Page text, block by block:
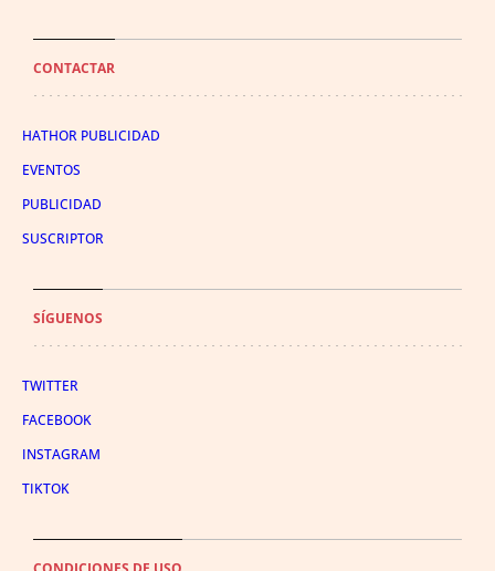
CONTACTAR
HATHOR PUBLICIDAD
EVENTOS
PUBLICIDAD
SUSCRIPTOR
SÍGUENOS
TWITTER
FACEBOOK
INSTAGRAM
TIKTOK